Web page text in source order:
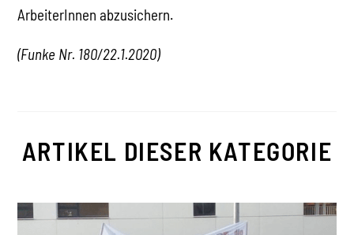
ArbeiterInnen abzusichern.
(Funke Nr. 180/22.1.2020)
ARTIKEL DIESER KATEGORIE